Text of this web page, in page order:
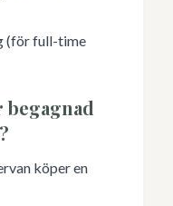
(för full-time
begagnad
köper en